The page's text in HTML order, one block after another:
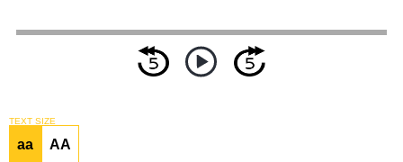
TEXT SIZE
aa AA